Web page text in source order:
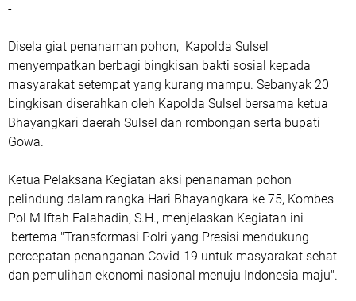
-
Disela giat penanaman pohon, Kapolda Sulsel
menyempatkan berbagi bingkisan bakti sosial kepada
masyarakat setempat yang kurang mampu. Sebanyak 20
bingkisan diserahkan oleh Kapolda Sulsel bersama ketua
Bhayangkari daerah Sulsel dan rombongan serta bupati
Gowa.
Ketua Pelaksana Kegiatan aksi penanaman pohon
pelindung dalam rangka Hari Bhayangkara ke 75, Kombes
Pol M Iftah Falahadin, S.H., menjelaskan Kegiatan ini
bertema "Transformasi Polri yang Presisi mendukung
percepatan penanganan Covid-19 untuk masyarakat sehat
dan pemulihan ekonomi nasional menuju Indonesia maju".